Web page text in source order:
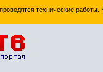
технические